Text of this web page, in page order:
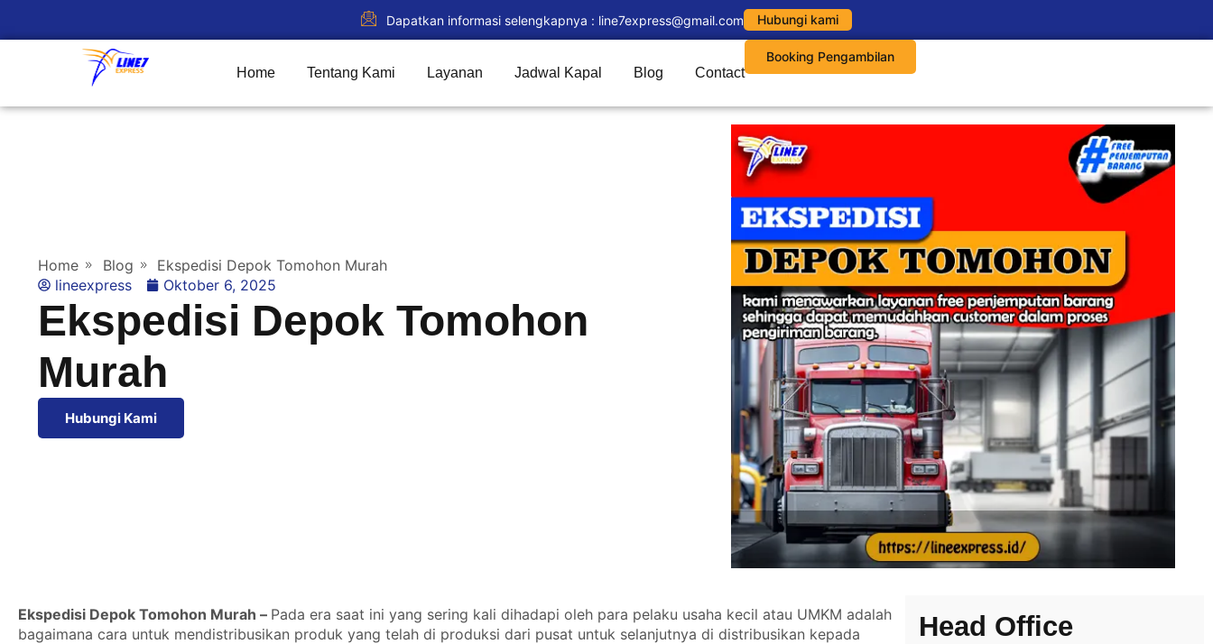
Dapatkan informasi selengkapnya : line7express@gmail.com Hubungi kami
Home Tentang Kami Layanan Jadwal Kapal Blog Contact
Booking Pengambilan
Home Blog
Ekspedisi Depok Tomohon Murah
lineexpress
Oktober 6, 2025
Ekspedisi Depok Tomohon
Murah
Hubungi Kami
Ekspedisi Depok Tomohon Murah – Pada era saat ini yang sering kali dihadapi oleh para pelaku usaha kecil atau UMKM adalah
bagaimana cara untuk mendistribusikan produk yang telah di produksi dari pusat untuk selanjutnya di distribusikan kepada
Head Office